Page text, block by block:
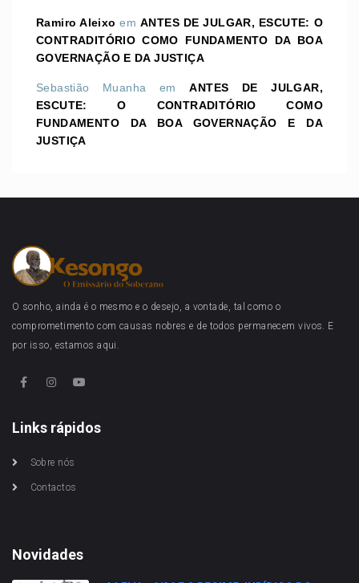
Ramiro Aleixo emANTES DE JULGAR, ESCUTE: O
CONTRADITÓRIO COMO FUNDAMENTO DA BOA
GOVERNAÇÃO E DA JUSTIÇA
Sebastião Muanha emANTES DE JULGAR,
ESCUTE: O CONTRADITÓRIO COMO
FUNDAMENTO DA BOA GOVERNAÇÃO E DA
JUSTIÇA
O sonho, ainda é o mesmo e o desejo, a vontade, tal como o
comprometimento com causas nobres e de todos permanecem vivos. E
por isso, estamos aqui.
Links rápidos
Sobre nós
Contactos
Novidades